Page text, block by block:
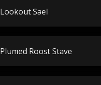
Lookout Sael
Plumed Roost Stave